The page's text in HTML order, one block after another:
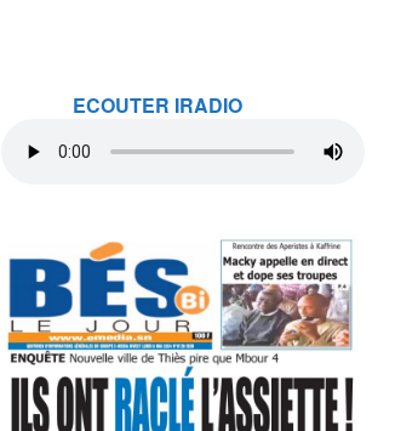
ECOUTER IRADIO